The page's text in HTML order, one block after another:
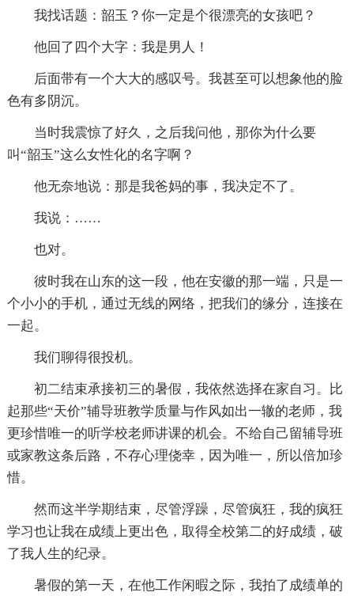
我找话题：韶玉？你一定是个很漂亮的女孩吧？
他回了四个大字：我是男人！
后面带有一个大大的感叹号。我甚至可以想象他的脸
色有多阴沉。
当时我震惊了好久，之后我问他，那你为什么要
叫“韶玉”这么女性化的名字啊？
他无奈地说：那是我爸妈的事，我决定不了。
我说：……
也对。
彼时我在山东的这一段，他在安徽的那一端，只是一
个小小的手机，通过无线的网络，把我们的缘分，连接在
一起。
我们聊得很投机。
初二结束承接初三的暑假，我依然选择在家自习。比
起那些“天价”辅导班教学质量与作风如出一辙的老师，我
更珍惜唯一的听学校老师讲课的机会。不给自己留辅导班
或家教这条后路，不存心理侥幸，因为唯一，所以倍加珍
惜。
然而这半学期结束，尽管浮躁，尽管疯狂，我的疯狂
学习也让我在成绩上更出色，取得全校第二的好成绩，破
了我人生的纪录。
暑假的第一天，在他工作闲暇之际，我拍了成绩单的